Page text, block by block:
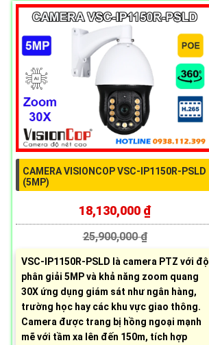
CAMERA VISIONCOP VSC-IP1150R-PSLD
(5MP)
18,130,000 ₫
25,900,000 ₫
VSC-IP1150R-PSLD là camera PTZ với độ
phân giải 5MP và khả năng zoom quang
30X ứng dụng giám sát như ngân hàng,
trường học hay các khu vực giao thông.
Camera được trang bị hồng ngoại mạnh
mẽ với tầm xa lên đến 150m, tích hợp